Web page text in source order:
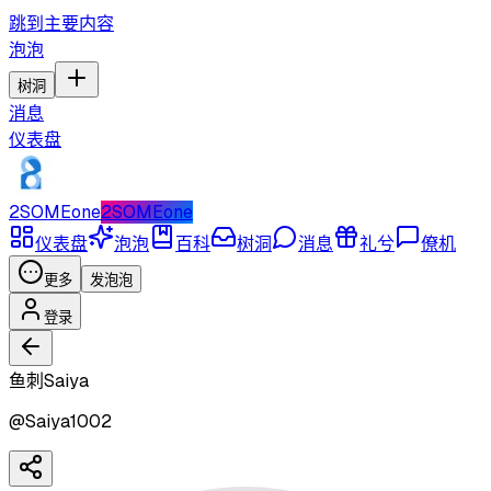
跳到主要内容
泡泡
树洞
消息
仪表盘
2SOMEone2SOMEone
仪表盘
泡泡 百科 树洞 消息 礼兮 僚机
更多 发泡泡
登录
鱼刺Saiya
@Saiya1002